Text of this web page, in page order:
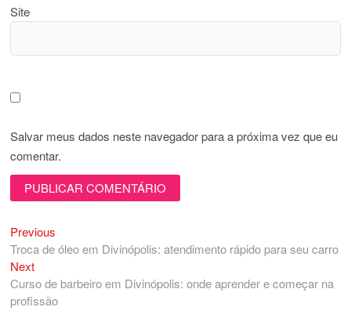
Site
Salvar meus dados neste navegador para a próxima vez que eu
comentar.
Navegação
de
Post
Previous
post:
Troca de óleo em Divinópolis: atendimento rápido para seu carro
NextNext
post:
Curso de barbeiro em Divinópolis: onde aprender e começar na
profissão